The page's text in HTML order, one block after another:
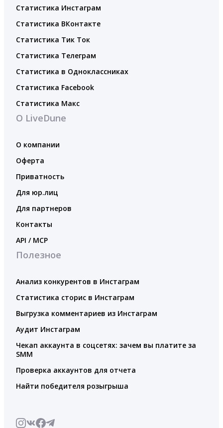
Статистика Инстаграм
Статистика ВКонтакте
Статистика Тик Ток
Статистика Телеграм
Статистика в Одноклассниках
Статистика Facebook
Статистика Макс
О LiveDune
О компании
Оферта
Приватность
Для юр.лиц
Для партнеров
Контакты
API / MCP
Полезное
Анализ конкурентов в Инстаграм
Статистика сторис в Инстаграм
Выгрузка комментариев из Инстаграм
Аудит Инстаграм
Чекап аккаунта в соцсетях: зачем вы платите за
SMM
Проверка аккаунтов для отчета
Найти победителя розыгрыша